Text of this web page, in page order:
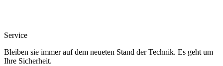
Service
Bleiben sie immer auf dem neueten Stand der Technik. Es geht um
Ihre Sicherheit.